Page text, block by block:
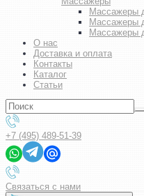
Массажеры
Массажеры
Массажеры
О нас
Доставка и оплата
Контакты
Каталог
Статьи
+7 (495) 489-51-39
Связаться с нами